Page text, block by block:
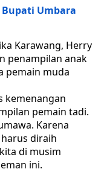
Bupati Umbara
Karawang, Herry
penampilan anak
pemain muda
kemenangan
pemain tadi.
Karena
diraih
di musim
ini.